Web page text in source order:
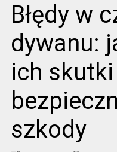
Błędy w
dywanu:
ich skutki
szkody